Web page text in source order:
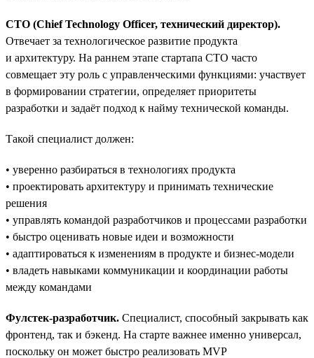
CTO (Chief Technology Officer, технический директор).
Отвечает за технологическое развитие продукта
и архитектуру. На раннем этапе стартапа CTO часто
совмещает эту роль с управленческими функциями: участвует
в формировании стратегии, определяет приоритеты
разработки и задаёт подход к найму технической команды.
Такой специалист должен:
• уверенно разбираться в технологиях продукта
• проектировать архитектуру и принимать технические
решения
• управлять командой разработчиков и процессами разработки
• быстро оценивать новые идеи и возможности
• адаптироваться к изменениям в продукте и бизнес-модели
• владеть навыками коммуникации и координации работы
между командами
Фулстек-разработчик. Специалист, способный закрывать как
фронтенд, так и бэкенд. На старте важнее именно универсал,
поскольку он может быстро реализовать MVP